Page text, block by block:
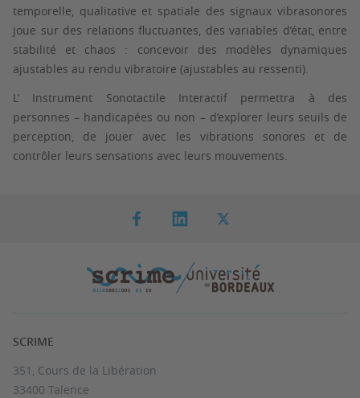
temporelle, qualitative et spatiale des signaux vibrasonores
joue sur des relations fluctuantes, des variables d’état, entre
stabilité et chaos : concevoir des modèles dynamiques
ajustables au rendu vibratoire (ajustables au ressenti).
L’ Instrument Sonotactile Interactif permettra à des
personnes – handicapées ou non – d’explorer leurs seuils de
perception, de jouer avec les vibrations sonores et de
contrôler leurs sensations avec leurs mouvements.
SCRIME
351, Cours de la Libération
33400 Talence